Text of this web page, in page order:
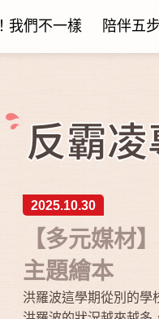
我們不一樣 陪伴五
2025.10.30
【多元媒材
主題繪本
洪羅波這學期從別的學